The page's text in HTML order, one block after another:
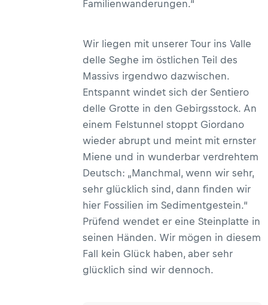
Familienwanderungen.“
Wir liegen mit unserer Tour ins Valle
delle Seghe im östlichen Teil des
Massivs irgendwo dazwischen.
Entspannt windet sich der Sentiero
delle Grotte in den Gebirgsstock. An
einem Felstunnel stoppt Giordano
wieder abrupt und meint mit ernster
Miene und in wunderbar verdrehtem
Deutsch: „Manchmal, wenn wir sehr,
sehr glücklich sind, dann finden wir
hier Fossilien im Sedimentgestein.“
Prüfend wendet er eine Steinplatte in
seinen Händen. Wir mögen in diesem
Fall kein Glück haben, aber sehr
glücklich sind wir dennoch.